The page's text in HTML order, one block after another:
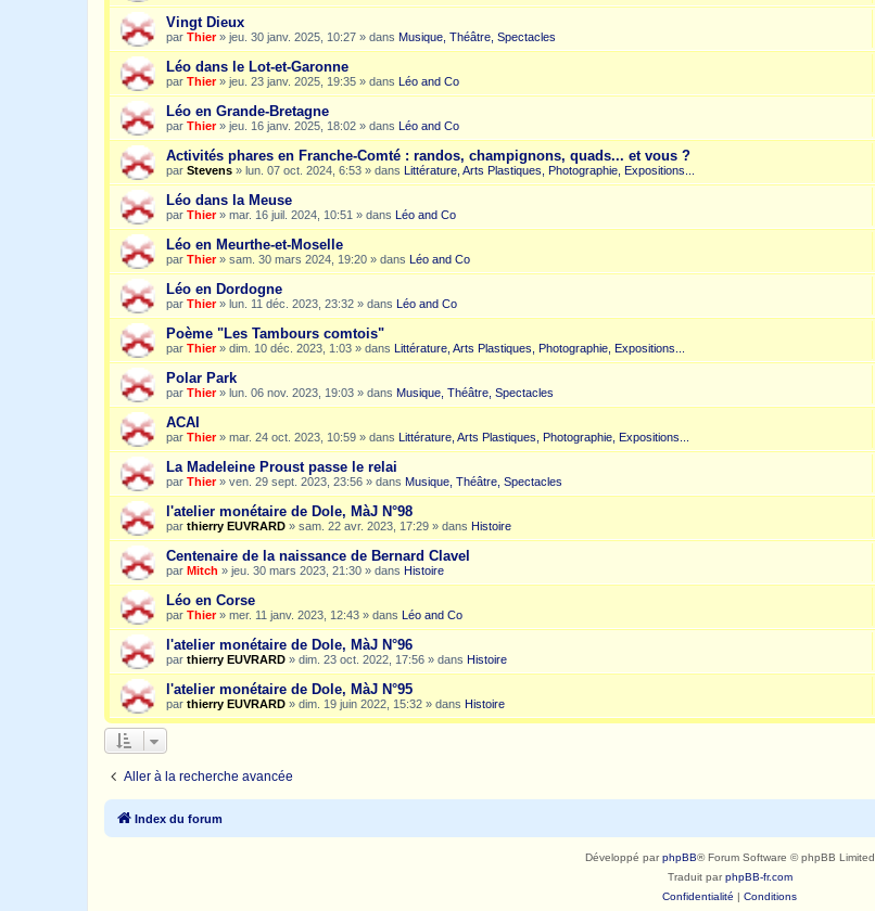
Vingt Dieux
par Thier» jeu. 30 janv. 2025, 10:27 » dans Musique, Théâtre, Spectacles
Léo dans le Lot-et-Garonne
par Thier» jeu. 23 janv. 2025, 19:35 » dans Léo and Co
Léo en Grande-Bretagne
par Thier» jeu. 16 janv. 2025, 18:02 » dans Léo and Co
Activités phares en Franche-Comté : randos, champignons, quads... et vous ?
par Stevens » lun. 07 oct. 2024, 6:53 » dans Littérature, Arts Plastiques, Photographie, Expositions...
Léo dans la Meuse
par Thier» mar. 16 juil. 2024, 10:51 » dans Léo and Co
Léo en Meurthe-et-Moselle
par Thier» sam. 30 mars 2024, 19:20 » dans Léo and Co
Léo en Dordogne
par Thier» lun. 11 déc. 2023, 23:32 » dans Léo and Co
Poème "Les Tambours comtois"
par Thier» dim. 10 déc. 2023, 1:03 » dans Littérature, Arts Plastiques, Photographie, Expositions...
Polar Park
par Thier» lun. 06 nov. 2023, 19:03 » dans Musique, Théâtre, Spectacles
ACAI
par Thier» mar. 24 oct. 2023, 10:59 » dans Littérature, Arts Plastiques, Photographie, Expositions...
La Madeleine Proust passe le relai
par Thier» ven. 29 sept. 2023, 23:56 » dans Musique, Théâtre, Spectacles
l'atelier monétaire de Dole, MàJ N°98
par thierry EUVRARD » sam. 22 avr. 2023, 17:29 » dans Histoire
Centenaire de la naissance de Bernard Clavel
par Mitch » jeu. 30 mars 2023, 21:30 » dans Histoire
Léo en Corse
par Thier» mer. 11 janv. 2023, 12:43 » dans Léo and Co
l'atelier monétaire de Dole, MàJ N°96
par thierry EUVRARD » dim. 23 oct. 2022, 17:56 » dans Histoire
l'atelier monétaire de Dole, MàJ N°95
par thierry EUVRARD » dim. 19 juin 2022, 15:32 » dans Histoire
Aller à la recherche avancée
Index du forum
Développé parphpBB® Forum Software © phpBB Limited
Traduit parphpBB-fr.com
Confidentialité | Conditions